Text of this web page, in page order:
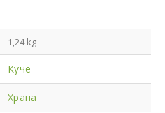
1,24 kg
Куче
Храна